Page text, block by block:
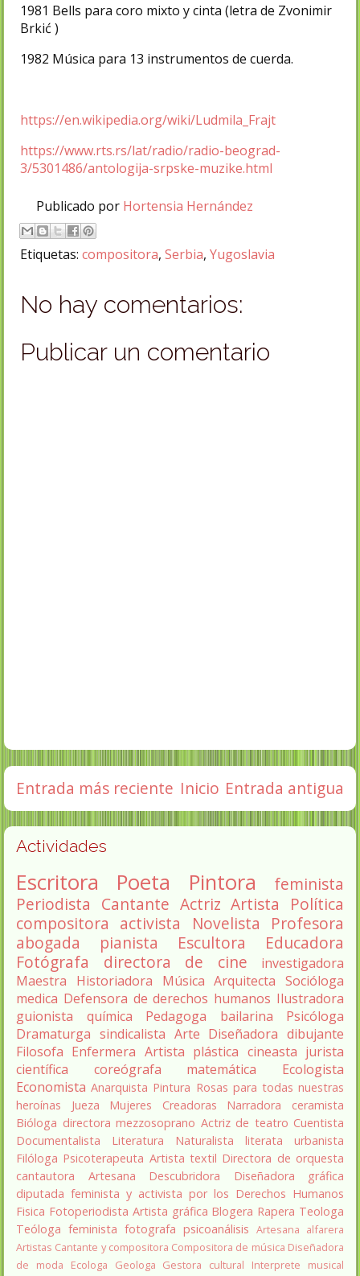
1981 Bells para coro mixto y cinta (letra de Zvonimir
Brkić )
1982 Música para 13 instrumentos de cuerda.
https://en.wikipedia.org/wiki/Ludmila_Frajt
https://www.rts.rs/lat/radio/radio-beograd-
3/5301486/antologija-srpske-muzike.html
Publicado por Hortensia Hernández
Etiquetas: compositora, Serbia, Yugoslavia
No hay comentarios:
Publicar un comentario
Entrada más reciente Entrada antigua
Inicio
Actividades
Escritora Poeta Pintora
feminista
Periodista Cantante Actriz Artista
Política
compositora activista Novelista
Profesora
abogada
pianista Escultora
Educadora
Fotógrafa
directora de cine
investigadora
Maestra
Historiadora Música Arquitecta Socióloga
medica Defensora de derechos humanos Ilustradora
guionista
química Pedagoga bailarina
Psicóloga
Dramaturga sindicalista Arte Diseñadora dibujante
Filosofa Enfermera Artista plástica cineasta jurista
científica
coreógrafa matemática
Ecologista
Economista Anarquista Pintura Rosas para todas nuestras
heroínas
Jueza Mujeres Creadoras Narradora
ceramista
Bióloga directora mezzosoprano Actriz de teatro Cuentista
Documentalista
Literatura Naturalista literata
urbanista
Filóloga Psicoterapeuta Artista textil Directora de orquesta
cantautora
Artesana Descubridora
Diseñadora gráfica
diputada feminista y activista por los Derechos Humanos
Fisica Fotoperiodista Artista gráfica Blogera Rapera Teologa
Teóloga feminista fotografa psicoanálisis Artesana alfarera
Artistas Cantante y compositora Compositora de música Diseñadora
de moda
Ecologa Geologa Gestora cultural
Interprete musical